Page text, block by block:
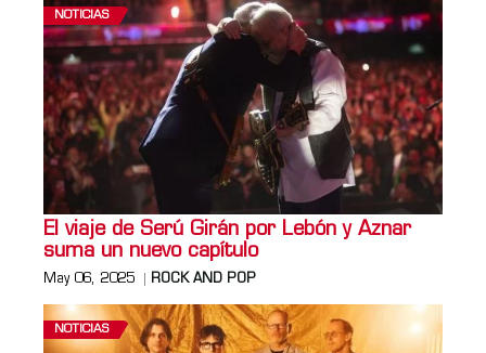
NOTICIAS
El viaje de Serú Girán por Lebón y Aznar
suma un nuevo capítulo
May 06, 2025 ROCK AND POP
NOTICIAS